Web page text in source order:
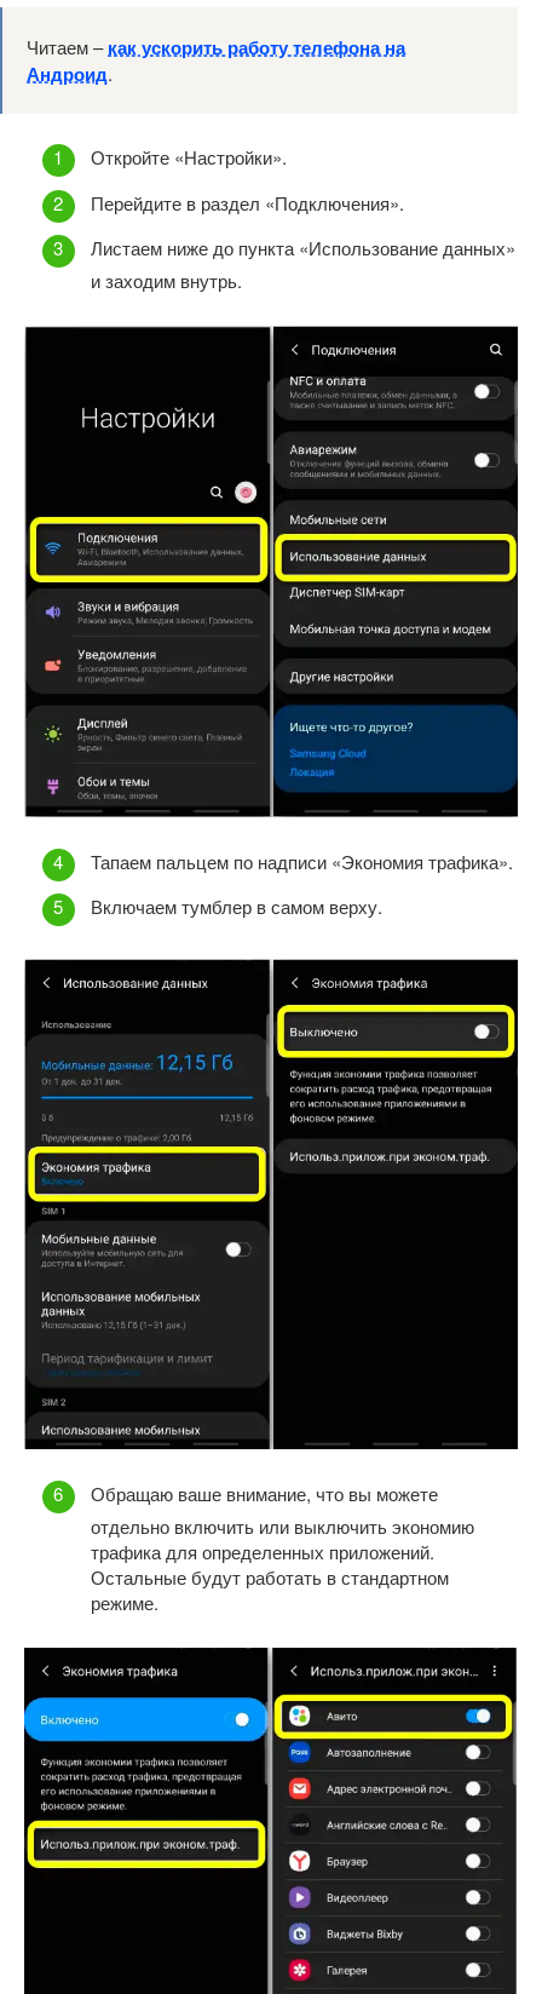
Читаем –как ускорить работу телефона на
Андроид.
Откройте «Настройки».
Перейдите в раздел «Подключения».
Листаем ниже до пункта «Использование данных»
и заходим внутрь.
Тапаем пальцем по надписи «Экономия трафика».
Включаем тумблер в самом верху.
Обращаю ваше внимание, что вы можете
отдельно включить или выключить экономию
трафика для определенных приложений.
Остальные будут работать в стандартном
режиме.